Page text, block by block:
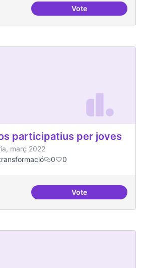
VoteEmergència
participatius per joves
març 2022
0 0
VoteMés processos